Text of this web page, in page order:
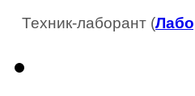
Техник-лаборант (